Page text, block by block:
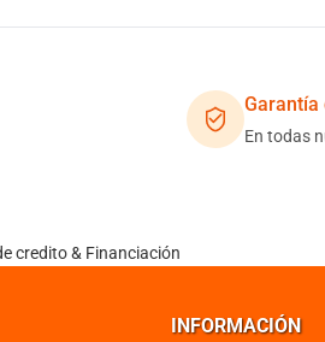
Garantía
En todas
INFORMACIÓN